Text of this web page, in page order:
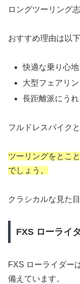
ロングツーリング
おすすめ理由は以下
快適な乗り心
大型フェアリ
長距離派にう
フルドレスバイク
ツーリングをとこ
でしょう。
クラシカルな見た
FXS ローライ
FXS ローライダー
備えています。